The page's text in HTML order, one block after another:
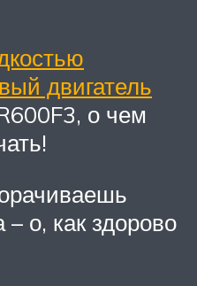
двигатель
о чем
– о, как здорово